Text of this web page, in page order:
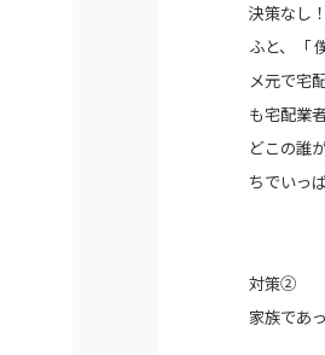
決策なし
ふと、「
メ元で宅
も宅配業
どこの誰
ちでいっ
対策②
家族であ